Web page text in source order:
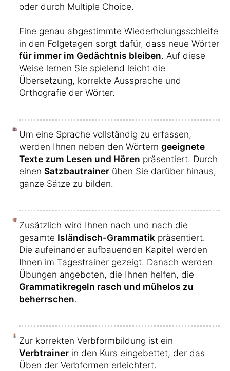
oder durch Multiple Choice.
Eine genau abgestimmte Wiederholungsschleife
in den Folgetagen sorgt dafür, dass neue Wörter
für immer im Gedächtnis bleiben. Auf diese
Weise lernen Sie spielend leicht die
Übersetzung, korrekte Aussprache und
Orthografie der Wörter.
Um eine Sprache vollständig zu erfassen,
werden Ihnen neben den Wörtern geeignete
Texte zum Lesen und Hören präsentiert. Durch
einen Satzbautrainer üben Sie darüber hinaus,
ganze Sätze zu bilden.
Zusätzlich wird Ihnen nach und nach die
gesamte Isländisch-Grammatik präsentiert.
Die aufeinander aufbauenden Kapitel werden
Ihnen im Tagestrainer gezeigt. Danach werden
Übungen angeboten, die Ihnen helfen, die
Grammatikregeln rasch und mühelos zu
beherrschen.
Zur korrekten Verbformbildung ist ein
Verbtrainer in den Kurs eingebettet, der das
Üben der Verbformen erleichtert.